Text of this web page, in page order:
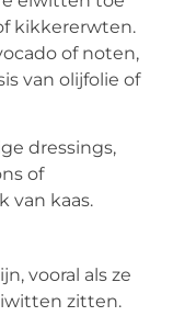
kikkererwten.
of noten,
van olijfolie of
dressings,
of
van kaas.
vooral als ze
zitten.